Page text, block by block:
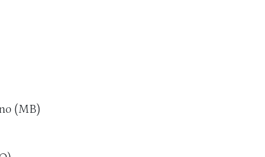
(MB)